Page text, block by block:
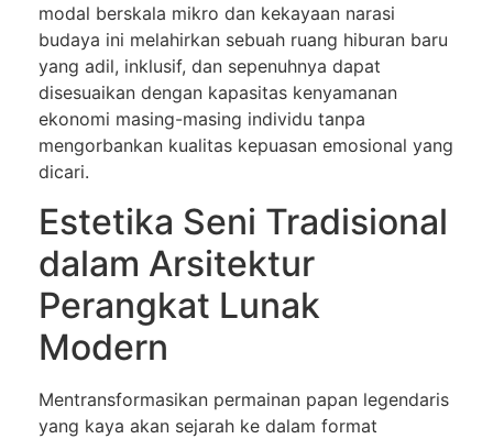
modal berskala mikro dan kekayaan narasi
budaya ini melahirkan sebuah ruang hiburan baru
yang adil, inklusif, dan sepenuhnya dapat
disesuaikan dengan kapasitas kenyamanan
ekonomi masing-masing individu tanpa
mengorbankan kualitas kepuasan emosional yang
dicari.
Estetika Seni Tradisional
dalam Arsitektur
Perangkat Lunak
Modern
Mentransformasikan permainan papan legendaris
yang kaya akan sejarah ke dalam format